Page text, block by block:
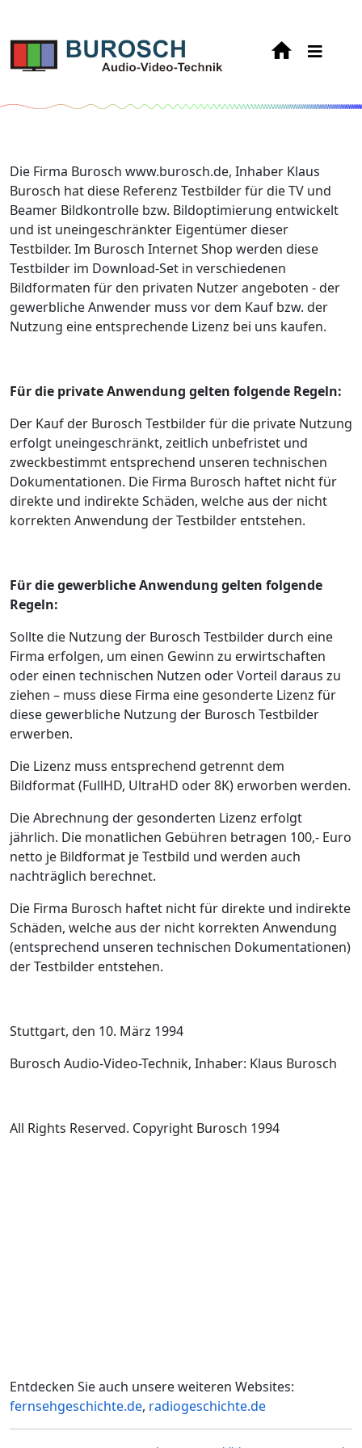
Die Firma Burosch www.burosch.de, Inhaber Klaus
Burosch hat diese Referenz Testbilder für die TV und
Beamer Bildkontrolle bzw. Bildoptimierung entwickelt
und ist uneingeschränkter Eigentümer dieser
Testbilder. Im Burosch Internet Shop werden diese
Testbilder im Download-Set in verschiedenen
Bildformaten für den privaten Nutzer angeboten - der
gewerbliche Anwender muss vor dem Kauf bzw. der
Nutzung eine entsprechende Lizenz bei uns kaufen.
Für die private Anwendung gelten folgende Regeln:
Der Kauf der Burosch Testbilder für die private Nutzung
erfolgt uneingeschränkt, zeitlich unbefristet und
zweckbestimmt entsprechend unseren technischen
Dokumentationen. Die Firma Burosch haftet nicht für
direkte und indirekte Schäden, welche aus der nicht
korrekten Anwendung der Testbilder entstehen.
Für die gewerbliche Anwendung gelten folgende
Regeln:
Sollte die Nutzung der Burosch Testbilder durch eine
Firma erfolgen, um einen Gewinn zu erwirtschaften
oder einen technischen Nutzen oder Vorteil daraus zu
ziehen – muss diese Firma eine gesonderte Lizenz für
diese gewerbliche Nutzung der Burosch Testbilder
erwerben.
Die Lizenz muss entsprechend getrennt dem
Bildformat (FullHD, UltraHD oder 8K) erworben werden.
Die Abrechnung der gesonderten Lizenz erfolgt
jährlich. Die monatlichen Gebühren betragen 100,- Euro
netto je Bildformat je Testbild und werden auch
nachträglich berechnet.
Die Firma Burosch haftet nicht für direkte und indirekte
Schäden, welche aus der nicht korrekten Anwendung
(entsprechend unseren technischen Dokumentationen)
der Testbilder entstehen.
Stuttgart, den 10. März 1994
Burosch Audio-Video-Technik, Inhaber: Klaus Burosch
All Rights Reserved. Copyright Burosch 1994
Entdecken Sie auch unsere weiteren Websites:
fernsehgeschichte.de, radiogeschichte.de